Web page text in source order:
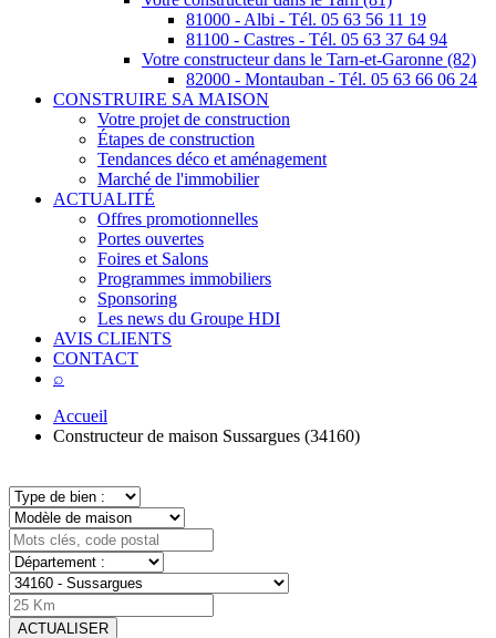
81000 - Albi - Tél. 05 63 56 11 19
81100 - Castres - Tél. 05 63 37 64 94
Votre constructeur dans le Tarn-et-Garonne (82)
82000 - Montauban - Tél. 05 63 66 06 24
CONSTRUIRE SA MAISON
Votre projet de construction
Étapes de construction
Tendances déco et aménagement
Marché de l'immobilier
ACTUALITÉ
Offres promotionnelles
Portes ouvertes
Foires et Salons
Programmes immobiliers
Sponsoring
Les news du Groupe HDI
AVIS CLIENTS
CONTACT
⌕
Accueil
Constructeur de maison Sussargues (34160)
ACTUALISER